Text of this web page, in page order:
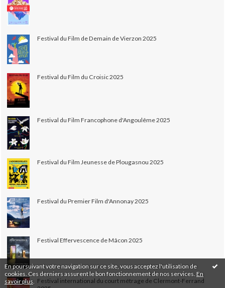
En poursuivant votre navigation sur ce site, vous acceptez l'utilisation de
cookies. Ces derniers assurent le bon fonctionnement de nos services. En
savoir plus
Festival du Film de Demain de Vierzon 2025
Festival du Film du Croisic 2025
Festival du Film Francophone d'Angoulême 2025
Festival du Film Jeunesse de Plougasnou 2025
Festival du Premier Film d'Annonay 2025
Festival Effervescence de Mâcon 2025
Festival international du court métrage de Clermont-Ferrand